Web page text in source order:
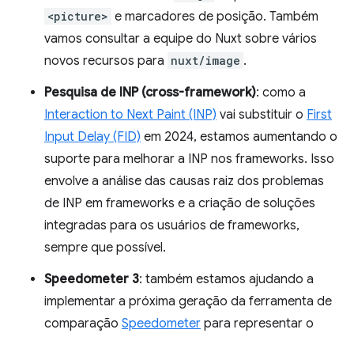
<picture> e marcadores de posição. Também
vamos consultar a equipe do Nuxt sobre vários
novos recursos para nuxt/image .
Pesquisa de INP (cross-framework): como a
Interaction to Next Paint (INP) vai substituir o First
Input Delay (FID) em 2024, estamos aumentando o
suporte para melhorar a INP nos frameworks. Isso
envolve a análise das causas raiz dos problemas
de INP em frameworks e a criação de soluções
integradas para os usuários de frameworks,
sempre que possível.
Speedometer 3: também estamos ajudando a
implementar a próxima geração da ferramenta de
comparação Speedometer para representar o